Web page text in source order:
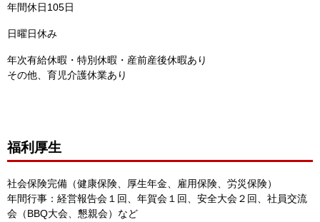
年間休日105日
日曜日休み
年次有給休暇・特別休暇・産前産後休暇あり
その他、育児介護休業あり
福利厚生
社会保険完備（健康保険、厚生年金、雇用保険、労災保険）
年間行事：経営報告会１回、年賀会１回、安全大会２回、社員交流
会（BBQ大会、懇親会）など